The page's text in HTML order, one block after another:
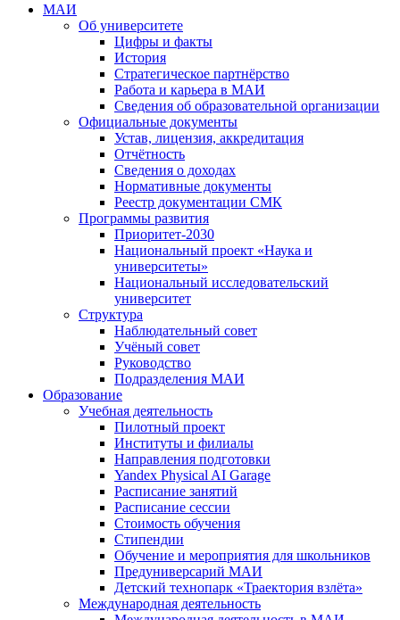
МАИ
Об университете
Цифры и факты
История
Стратегическое партнёрство
Работа и карьера в МАИ
Сведения об образовательной организации
Официальные документы
Устав, лицензия, аккредитация
Отчётность
Сведения о доходах
Нормативные документы
Реестр документации СМК
Программы развития
Приоритет-2030
Национальный проект «Наука и
университеты»
Национальный исследовательский
университет
Структура
Наблюдательный совет
Учёный совет
Руководство
Подразделения МАИ
Образование
Учебная деятельность
Пилотный проект
Институты и филиалы
Направления подготовки
Yandex Physical AI Garage
Расписание занятий
Расписание сессии
Стоимость обучения
Стипендии
Обучение и мероприятия для школьников
Предуниверсарий МАИ
Детский технопарк «Траектория взлёта»
Международная деятельность